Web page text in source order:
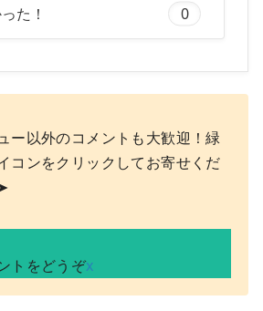
た！ 0
ー以外のコメントも大歓迎！緑
コンをクリックしてお寄せくだ
トをどうぞx